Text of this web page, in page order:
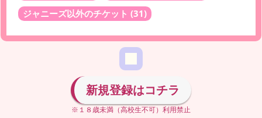
ジャニーズ以外のチケット (31)
新規登録はコチラ
※１８歳未満（高校生不可）利用禁止